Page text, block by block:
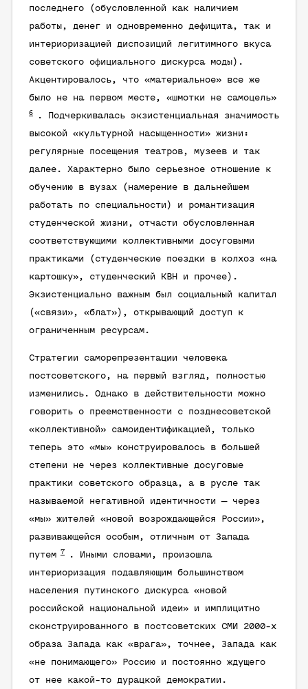
последнего (обусловленной как наличием
работы, денег и одновременно дефицита, так и
интериоризацией диспозиций легитимного вкуса
советского официального дискурса моды).
Акцентировалось, что «материальное» все же
было не на первом месте, «шмотки не самоцель»
6
. Подчеркивалась экзистенциальная значимость
высокой «культурной насыщенности» жизни:
регулярные посещения театров, музеев и так
далее. Характерно было серьезное отношение к
обучению в вузах (намерение в дальнейшем
работать по специальности) и романтизация
студенческой жизни, отчасти обусловленная
соответствующими коллективными досуговыми
практиками (студенческие поездки в колхоз «на
картошку», студенческий КВН и прочее).
Экзистенциально важным был социальный капитал
(«связи», «блат»), открывающий доступ к
ограниченным ресурсам.
Стратегии саморепрезентации человека
постсоветского, на первый взгляд, полностью
изменились. Однако в действительности можно
говорить о преемственности с позднесоветской
«коллективной» самоидентификацией, только
теперь это «мы» конструировалось в большей
степени не через коллективные досуговые
практики советского образца, а в русле так
называемой негативной идентичности — через
«мы» жителей «новой возрождающейся России»,
развивающейся особым, отличным от Запада
путем 7
. Иными словами, произошла
интериоризация подавляющим большинством
населения путинского дискурса «новой
российской национальной идеи» и имплицитно
сконструированного в постсоветских СМИ 2000-х
образа Запада как «врага», точнее, Запада как
«не понимающего» Россию и постоянно ждущего
от нее какой-то дурацкой демократии.